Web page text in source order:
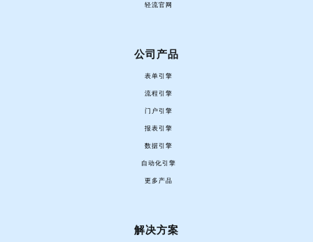
轻流官网
公司产品
表单引擎
流程引擎
门户引擎
报表引擎
数据引擎
自动化引擎
更多产品
解决方案